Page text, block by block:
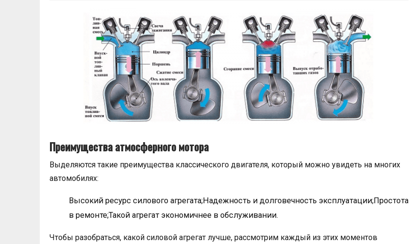
Преимущества атмосферного мотора
Выделяются такие преимущества классического двигателя, который можно увидеть на многих
автомобилях:
Высокий ресурс силового агрегата;Надежность и долговечность эксплуатации;Простота
в ремонте;Такой агрегат экономичнее в обслуживании.
Чтобы разобраться, какой силовой агрегат лучше, рассмотрим каждый из этих моментов